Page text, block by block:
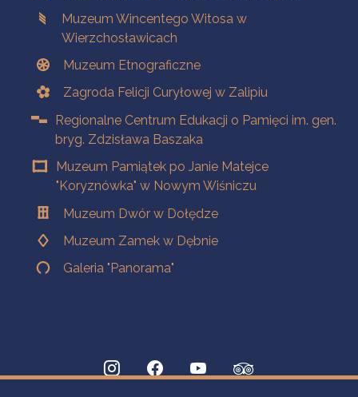
Muzeum Wincentego Witosa w
Wierzchosławicach
Muzeum Etnograficzne
Zagroda Felicji Curyłowej w Zalipiu
Regionalne Centrum Edukacji o Pamięci im. gen.
bryg. Zdzisława Baszaka
Muzeum Pamiątek po Janie Matejce
"Koryznówka" w Nowym Wiśniczu
Muzeum Dwór w Dołędze
Muzeum Zamek w Dębnie
Galeria "Panorama"